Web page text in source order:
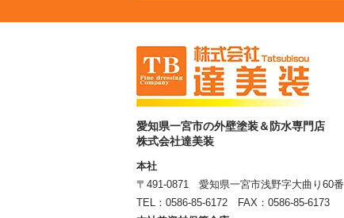
愛知県一宮市の外壁塗装＆防水専門店
株式会社達美装
本社
〒491-0871 愛知県一宮市浅野字大曲り60番
TEL： 0586-85-6172 FAX：0586-85-6173